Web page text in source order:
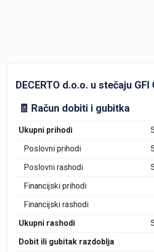
DECERTO d.o.o. u stečaju
🧾 Račun dobiti i gubitka
Ukupni prihodi
Poslovni prihodi
Poslovni rashodi
Financijski prihodi
Financijski rashodi
Ukupni rashodi
Dobit ili gubitak razdoblja